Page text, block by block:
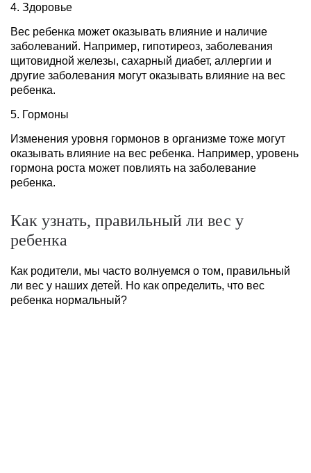
4. Здоровье
Вес ребенка может оказывать влияние и наличие
заболеваний. Например, гипотиреоз, заболевания
щитовидной железы, сахарный диабет, аллергии и
другие заболевания могут оказывать влияние на вес
ребенка.
5. Гормоны
Изменения уровня гормонов в организме тоже могут
оказывать влияние на вес ребенка. Например, уровень
гормона роста может повлиять на заболевание
ребенка.
Как узнать, правильный ли вес у
ребенка
Как родители, мы часто волнуемся о том, правильный
ли вес у наших детей. Но как определить, что вес
ребенка нормальный?